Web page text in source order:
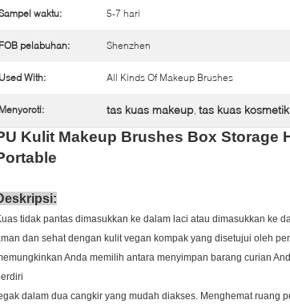
waktu: 5-7 hari
FOB pelabuhan: Shenzhen
Used With: All Kinds Of Makeup Brushes
Menyoroti: tas kuas makeup, tas kuas kosmetik
Kulit Makeup Brushes Box Storage
tidak pantas dimasukkan ke dalam laci atau dimasukkan ke
dan sehat dengan kulit vegan kompak yang disetujui oleh
Anda memilih antara menyimpan barang curian
dalam dua cangkir yang mudah diakses. Menghemat ruang